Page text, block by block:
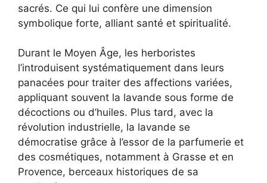
sacrés. Ce qui lui confère une dimension
symbolique forte, alliant santé et spiritualité.
Durant le Moyen Âge, les herboristes
l’introduisent systématiquement dans leurs
panacées pour traiter des affections variées,
appliquant souvent la lavande sous forme de
décoctions ou d’huiles. Plus tard, avec la
révolution industrielle, la lavande se
démocratise grâce à l’essor de la parfumerie et
des cosmétiques, notamment à Grasse et en
Provence, berceaux historiques de sa